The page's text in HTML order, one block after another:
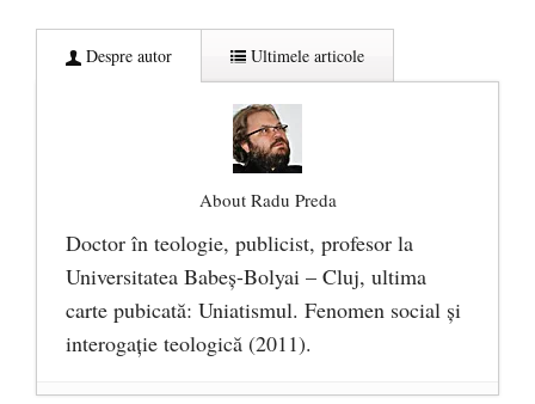
Despre autor Ultimele articole
About Radu Preda
Doctor în teologie, publicist, profesor la
Universitatea Babeş-Bolyai – Cluj, ultima
carte pubicată: Uniatismul. Fenomen social și
interogație teologică (2011).